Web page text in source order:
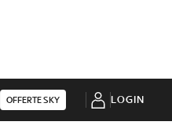
OFFERTE SKY LOGIN